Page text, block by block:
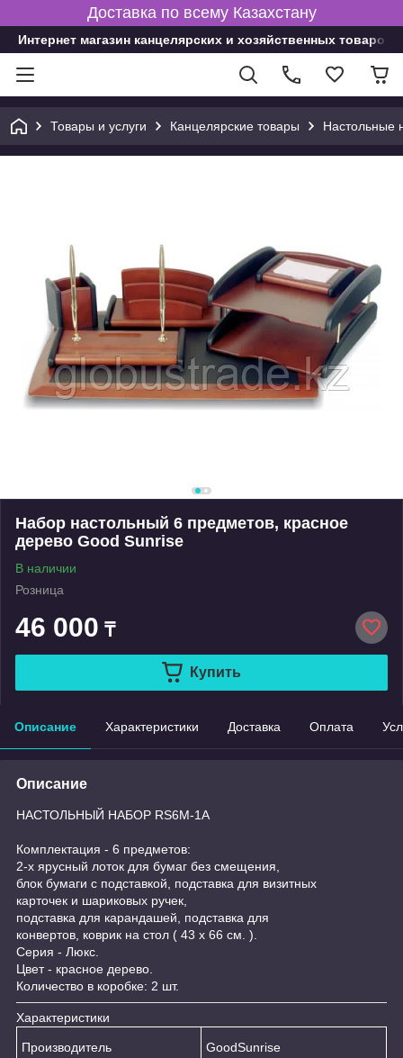
Доставка по всему Казахстану
Интернет магазин канцелярских и хозяйственных товаров
Товары и услуги Канцелярские товары Настольные
Набор настольный 6 предметов, красное
дерево Good Sunrise
В наличии
Розница
46 000 ₸
Купить
Описание Характеристики Доставка Оплата
Описание
НАСТОЛЬНЫЙ НАБОР RS6M-1A
Комплектация - 6 предметов:
2-х ярусный лоток для бумаг без смещения,
блок бумаги с подставкой, подставка для визитных
карточек и шариковых ручек,
подставка для карандашей, подставка для
конвертов, коврик на стол ( 43 х 66 см. ).
Серия - Люкс.
Цвет - красное дерево.
Количество в коробке: 2 шт.
Характеристики
Производитель GoodSunrise